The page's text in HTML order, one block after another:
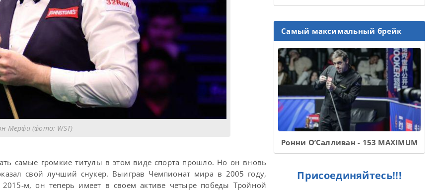
Мерфи (фото: WST)
самые громкие титулы в этом виде спорта прошло. Но он вновь
свой лучший снукер. Выиграв Чемпионат мира в 2005 году,
м, он теперь имеет в своем активе четыре победы Тройной
Самый максимальный брейк
Ронни О’Салливан - 153 MAXIMUM
Присоединяйтесь!!!